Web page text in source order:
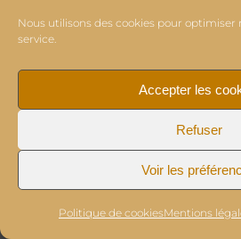
Nous utilisons des cookies pour
service.
Accepter les
Refuser
Voir les
Politique de cookiesMentions